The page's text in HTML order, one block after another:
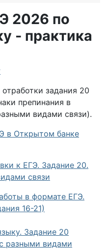
2026 по
- практика
задания 20
препинания в
видами связи).
в Открытом банке
к ЕГЭ. Задание 20.
связи
в формате ЕГЭ.
16-21)
Задание 20
разными видами